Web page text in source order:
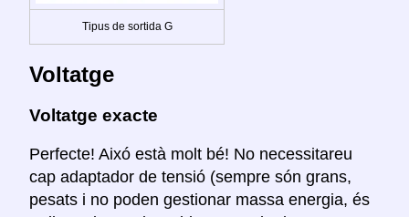
Tipus de sortida G
Voltatge
Voltatge exacte
Perfecte! Aixó està molt bé! No necessitareu
cap adaptador de tensió (sempre són grans,
pesats i no poden gestionar massa energia, és